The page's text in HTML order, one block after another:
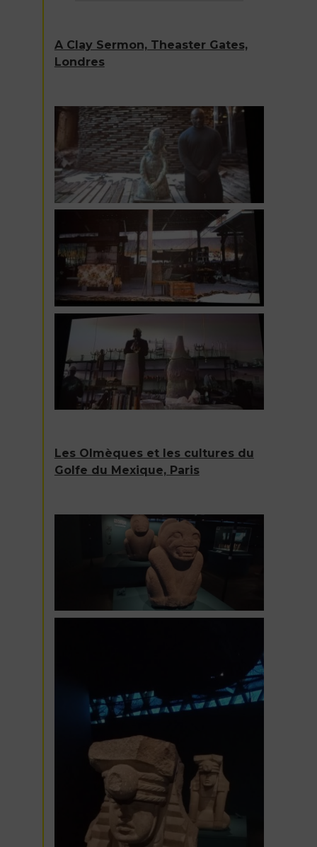
A Clay Sermon, Theaster Gates,
Londres
Les Olmèques et les cultures du
Golfe du Mexique, Paris